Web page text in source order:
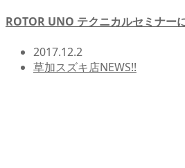
ROTOR UNO テクニカルセミナー
2017.12.2
草加スズキ店NEWS!!